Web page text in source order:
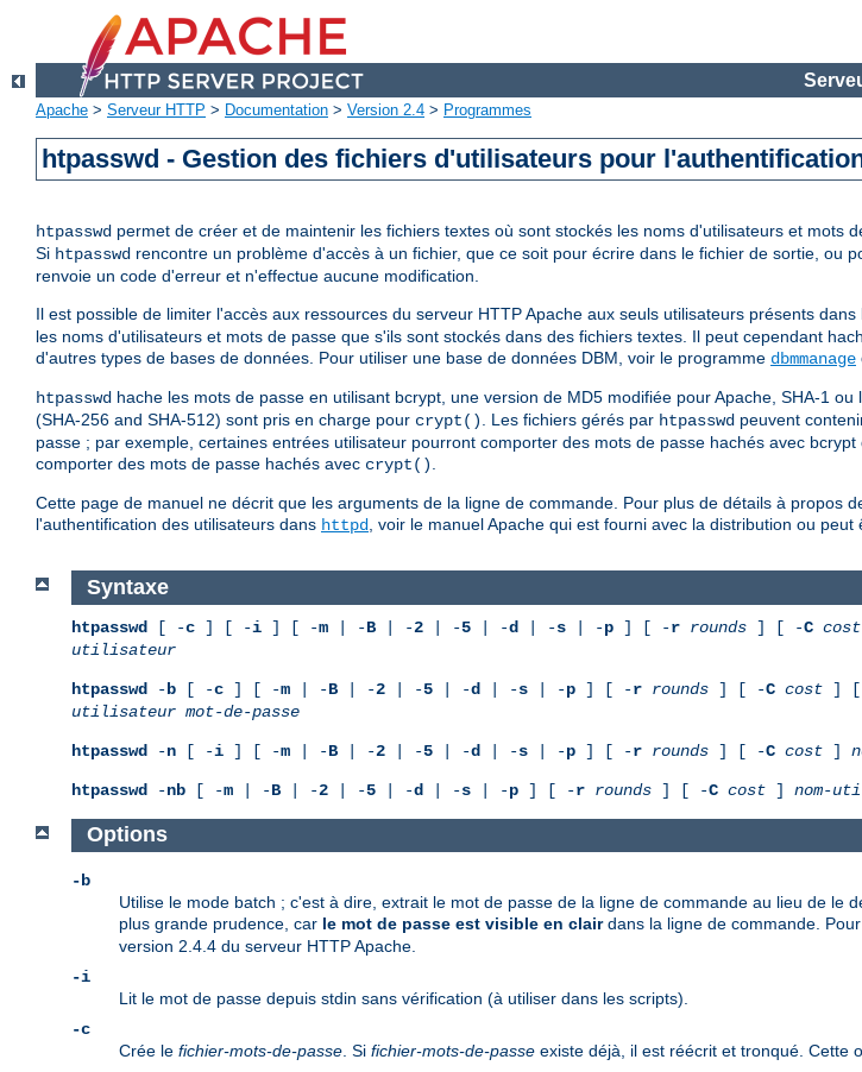
Apache > Serveur HTTP > Documentation > Version 2.4 > Programmes
htpasswd - Gestion des fichiers d'utilisateurs pour
htpasswd permet de créer et de maintenir les fichiers textes où sont stockés les noms d'utilisateurs et mots
Si htpasswd rencontre un problème d'accès à un fichier, que ce soit pour écrire dans le fichier de sortie, ou
renvoie un code d'erreur et n'effectue aucune modification.
Il est possible de limiter l'accès aux ressources du serveur HTTP Apache aux seuls utilisateurs présents
les noms d'utilisateurs et mots de passe que s'ils sont stockés dans des fichiers textes. Il peut cependant
d'autres types de bases de données. Pour utiliser une base de données DBM, voir le programme dbmmanage
htpasswd hache les mots de passe en utilisant bcrypt, une version de MD5 modifiée pour Apache, SHA-1 ou
(SHA-256 and SHA-512) sont pris en charge pour crypt(). Les fichiers gérés par htpasswd peuvent
passe ; par exemple, certaines entrées utilisateur pourront comporter des mots de passe hachés avec
comporter des mots de passe hachés avec crypt().
Cette page de manuel ne décrit que les arguments de la ligne de commande. Pour plus de détails à propos
l'authentification des utilisateurs dans httpd, voir le manuel Apache qui est fourni avec la distribution ou peut
Syntaxe
htpasswd [ -c ] [ -i ] [ -m | -B | -2 | -5 | -d | -s | -p ] [ -r rounds ] [ -C cost
utilisateur
htpasswd -b [ -c ] [ -m | -B | -2 | -5 | -d | -s | -p ] [ -r rounds ] [ -C cost ]
utilisateur mot-de-passe
htpasswd -n [ -i ] [ -m | -B | -2 | -5 | -d | -s | -p ] [ -r rounds ] [ -C cost ]
htpasswd -nb [ -m | -B | -2 | -5 | -d | -s | -p ] [ -r rounds ] [ -C cost ] nom-
Options
-b
Utilise le mode batch ; c'est à dire, extrait le mot de passe de la ligne de commande au lieu de le
plus grande prudence, car le mot de passe est visible en clairdans la ligne de commande.
version 2.4.4 du serveur HTTP Apache.
-i
Lit le mot de passe depuis stdin sans vérification (à utiliser dans les scripts).
-c
Crée le fichier-mots-de-passe . Si fichier-mots-de-passe existe déjà, il est réécrit et tronqué. Cette